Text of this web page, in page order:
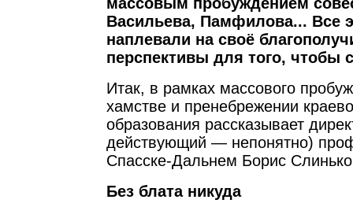
Васильева, Памфилова... Все
наплевали на своё
перспективы для того, чтобы
Итак, в рамках массового
хамстве и пренебрежении
образования рассказывает
действующий — непонятно)
Спасске-Дальнем Борис
Без блата никуда